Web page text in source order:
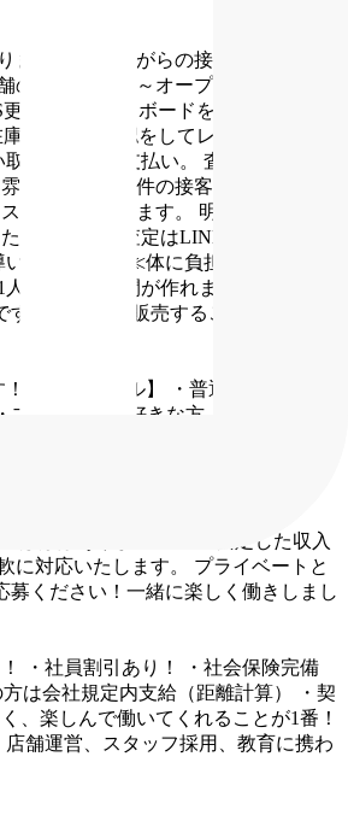
ます。
座りながらの接客が多く、負
の場合 ◆出勤～オープンまで
新やブラックボードを書いてお店の
と現金の確認をしてレジ締め
り金額をお支払い。
査定は機械やマ
囲気で、1件1件の接客にじっくり取
タートしています。
明るく笑顔でお
研修体制≫
査定はLINEを駆使して
たします。
≪体に負担の少ないお仕
の接客に時間が作れますので、お客
！
当店では販売することはなく買
【歓迎スキル】
・普通レベルのPC
・ブランド品が好きな方
★安定した収入
に対応いたします。
プライベートと
ください！一緒に楽しく働きしまし
・社員割引あり！
・社会保険完備
は会社規定内支給（距離計算）
・契
、楽しんで働いてくれることが1番！
舗運営、スタッフ採用、教育に携わ